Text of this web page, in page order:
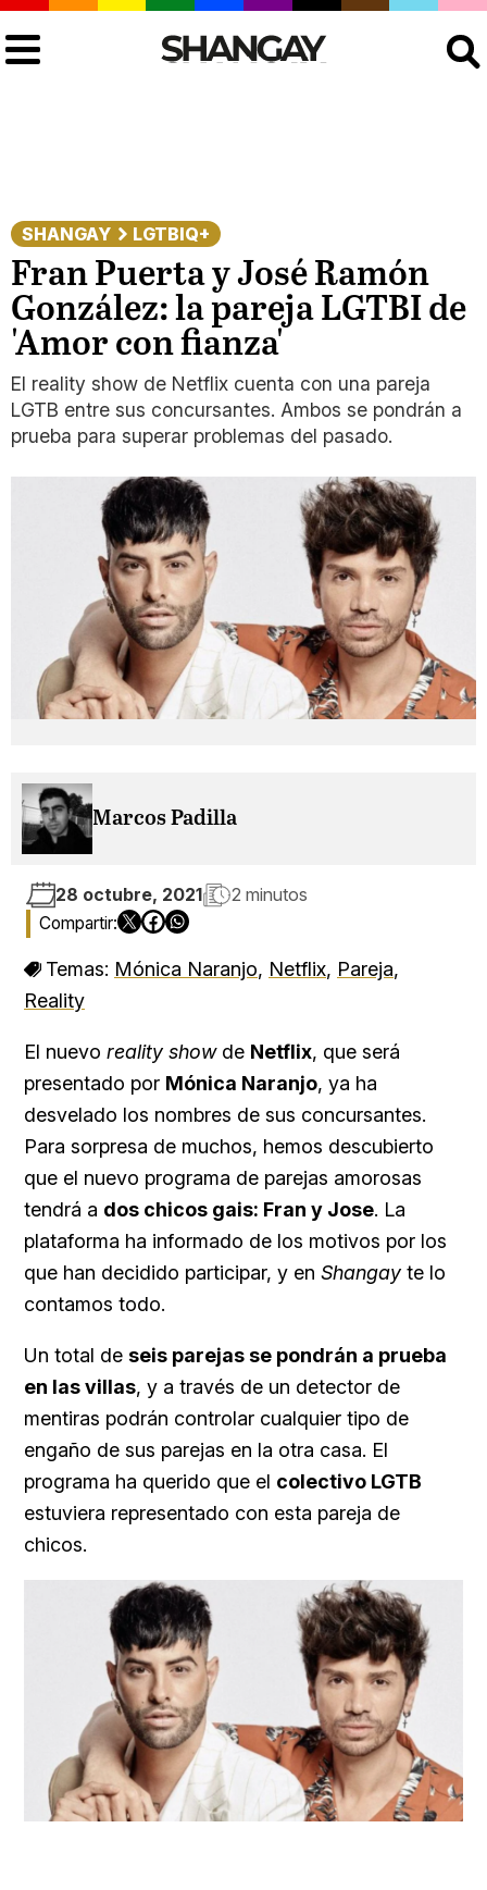
SHANGAY LGTBIQ+
Fran Puerta y José Ramón
González: la pareja LGTBI de
'Amor con fianza'
El reality show de Netflix cuenta con una pareja
LGTB entre sus concursantes. Ambos se pondrán a
prueba para superar problemas del pasado.
Marcos Padilla
28 octubre, 2021 2 minutos
Temas: Mónica Naranjo, Netflix, Pareja,
Reality
El nuevo reality showde Netflix, que será
presentado por Mónica Naranjo, ya ha
desvelado los nombres de sus concursantes.
Para sorpresa de muchos, hemos descubierto
que el nuevo programa de parejas amorosas
tendrá a dos chicos gais: Fran y Jose. La
plataforma ha informado de los motivos por los
que han decidido participar, y en Shangay te lo
contamos todo.
Un total de seis parejas se pondrán a prueba
en las villas, y a través de un detector de
mentiras podrán controlar cualquier tipo de
engaño de sus parejas en la otra casa. El
programa ha querido que el colectivo LGTB
estuviera representado con esta pareja de
chicos.